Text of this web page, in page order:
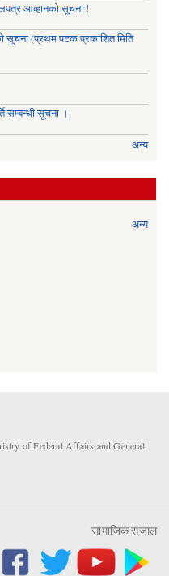
आव्हानको सूचना !
सूचना (प्रथम पटक प्रकाशित मिति
सम्बन्धी सूचना ।
अन्य
अन्य
of Federal Affairs and General
सामाजिक संजाल